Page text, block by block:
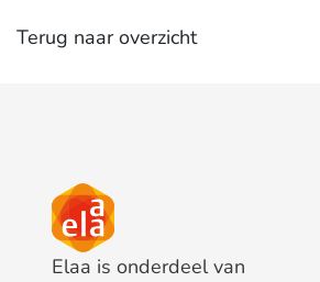
Terug naar overzicht
Elaa is onderdeel van